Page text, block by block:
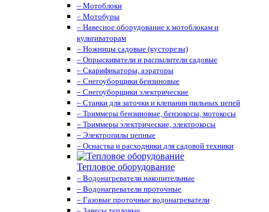
– Мотоблоки
– Мотобуры
– Навесное оборудование к мотоблокам и
культиваторам
– Ножницы садовые (кусторезы)
– Опрыскиватели и распылители садовые
– Скарификаторы, аэраторы
– Снегоуборщики бензиновые
– Снегоуборщики электрические
– Станки для заточки и клепания пильных цепей
– Триммеры бензиновые, бензокосы, мотокосы
– Триммеры электрические, электрокосы
– Электропилы цепные
– Оснастка и расходники для садовой техники
Тепловое оборудование
– Водонагреватели накопительные
– Водонагреватели проточные
– Газовые проточные водонагреватели